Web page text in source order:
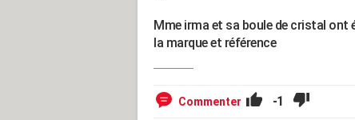
Mme irma et sa boule de cristal ont
la marque et référence
Commenter -1